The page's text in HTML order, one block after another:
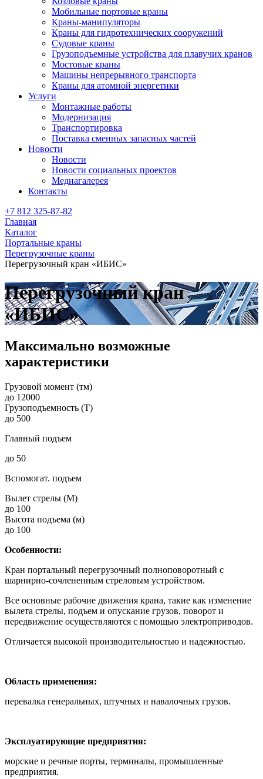
Мобильные портовые краны
Краны-манипуляторы
Краны для гидротехнических сооружений
Судовые краны
Грузоподъемные устройства для плавучих кранов
Мостовые краны
Машины непрерывного транспорта
Краны для атомной энергетики
Услуги
Монтажные работы
Модернизация
Транспортировка
Поставка сменных запасных частей
Новости
Новости
Новости социальных проектов
Медиагалерея
Контакты
+7 812 325-87-82
Главная
Каталог
Портальные краны
Перегрузочные краны
Перегрузочный кран «ИБИС»
Перегрузочный кран
«ИБИС»
Максимально возможные
характеристики
Грузовой момент (тм)
до 12000
Грузоподъемность (Т)
до 500
Главный подъем
до 50
Вспомогат. подъем
Вылет стрелы (М)
до 100
Высота подъема (м)
до 100
Особенности:
Кран портальный перегрузочный полноповоротный с
шарнирно-сочлененным стреловым устройством.
Все основные рабочие движения крана, такие как изменение
вылета стрелы, подъем и опускание грузов, поворот и
передвижение осуществляются с помощью электроприводов.
Отличается высокой производительностью и надежностью.
Область применения:
перевалка генеральных, штучных и навалочных грузов.
Эксплуатирующие предприятия:
морские и речные порты, терминалы, промышленные
предприятия.